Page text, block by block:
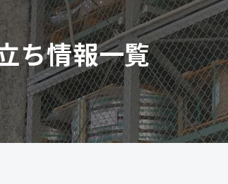
ち情報一覧